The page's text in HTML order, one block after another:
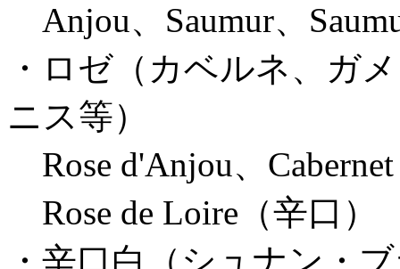
Anjou、Saumur、
・ロゼ（カベルネ、ガ
ニス等）
Rose d'Anjou、
Rose de Loire（辛口）
・辛口白（シュナン・